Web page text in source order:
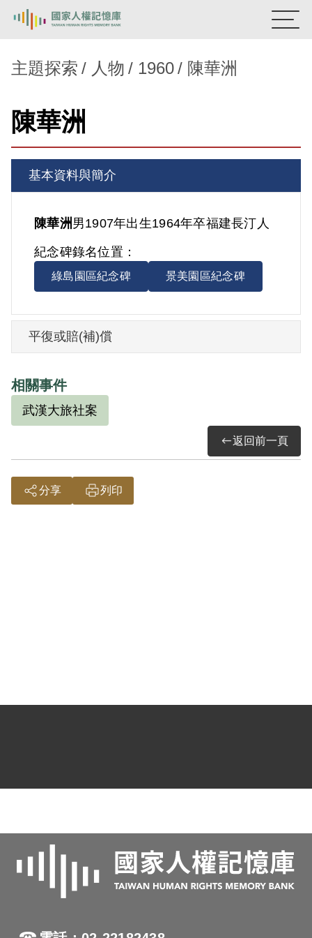
新生訓導處
主題探索
背景知識
關於我們
意見信箱
主題探索 人物 1960 陳華洲
陳華洲
基本資料與簡介
陳華洲 男1907年出生1964年卒福建長汀人
紀念碑錄名位置：
綠島園區紀念碑 景美園區紀念碑
平復或賠(補)償
相關事件
武漢大旅社案
返回前一頁
分享 列印